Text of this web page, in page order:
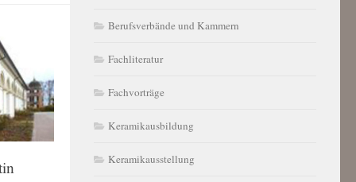
Berufsverbände und Kammern
Fachliteratur
Fachvorträge
Keramikausbildung
Keramikausstellung